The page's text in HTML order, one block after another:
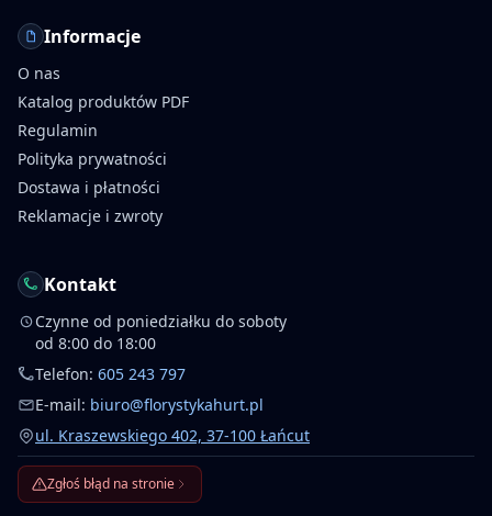
Informacje
O nas
Katalog produktów PDF
Regulamin
Polityka prywatności
Dostawa i płatności
Reklamacje i zwroty
Kontakt
Czynne od poniedziałku do soboty
od 8:00 do 18:00
Telefon: 605 243 797
E-mail: biuro@florystykahurt.pl
ul. Kraszewskiego 402, 37-100 Łańcut
Zgłoś błąd na stronie